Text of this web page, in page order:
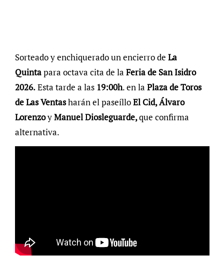
Sorteado y enchiquerado un encierro de La
Quintapara octava cita de la Feria de San Isidro
2026.Esta tarde a las 19:00h. en la Plaza de Toros
de Las Ventasharán el paseílloEl Cid, Álvaro
LorenzoyManuel Diosleguarde,que confirma
alternativa.